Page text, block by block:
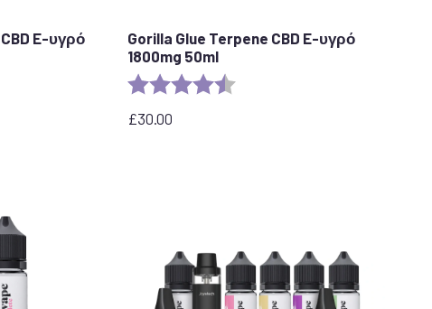
E-υγρό
Gorilla Glue Terpene CBD E-υγρό
1800mg 50ml
Αξιολόγηση:
£30.00